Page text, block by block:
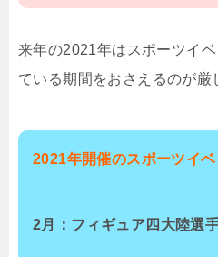
来年の2021年はスポーツイ
ている期間をおさえるのが厳
2021年開催のスポーツイベ
2月：フィギュア四大陸選